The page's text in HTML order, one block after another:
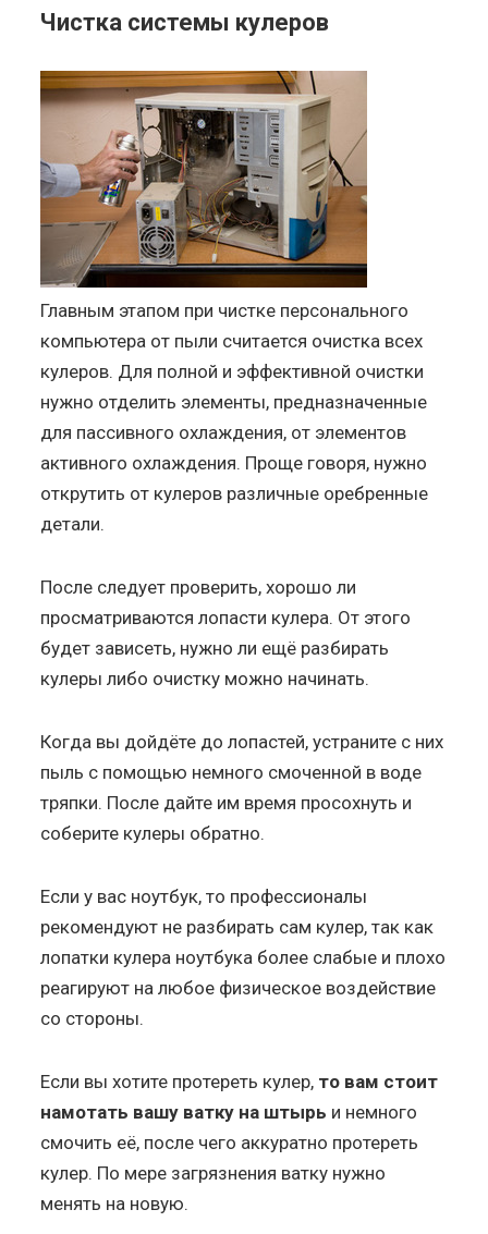
Чистка системы кулеров
Главным этапом при чистке персонального
компьютера от пыли считается очистка всех
кулеров. Для полной и эффективной очистки
нужно отделить элементы, предназначенные
для пассивного охлаждения, от элементов
активного охлаждения. Проще говоря, нужно
открутить от кулеров различные оребренные
детали.
После следует проверить, хорошо ли
просматриваются лопасти кулера. От этого
будет зависеть, нужно ли ещё разбирать
кулеры либо очистку можно начинать.
Когда вы дойдёте до лопастей, устраните с них
пыль с помощью немного смоченной в воде
тряпки. После дайте им время просохнуть и
соберите кулеры обратно.
Если у вас ноутбук, то профессионалы
рекомендуют не разбирать сам кулер, так как
лопатки кулера ноутбука более слабые и плохо
реагируют на любое физическое воздействие
со стороны.
Если вы хотите протереть кулер, то вам стоит
намотать вашу ватку на штырь и немного
смочить её, после чего аккуратно протереть
кулер. По мере загрязнения ватку нужно
менять на новую.